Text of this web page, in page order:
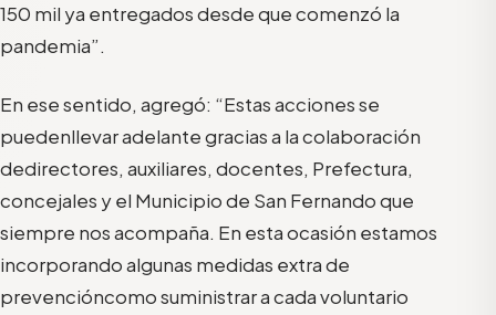
150 mil ya entregados desde que comenzó la
pandemia”.
En ese sentido, agregó: “Estas accionesse
puedenllevar adelante gracias a la colaboración
dedirectores, auxiliares, docentes, Prefectura,
concejales y el Municipio de San Fernandoque
siempre nos acompaña. En esta ocasión estamos
incorporando algunas medidas extrade
prevencióncomo suministrara cadavoluntario